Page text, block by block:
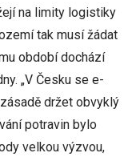
na limity logistiky
tak musí žádat
období dochází
„V Česku se e-
držet obvyklý
potravin bylo
velkou výzvou,